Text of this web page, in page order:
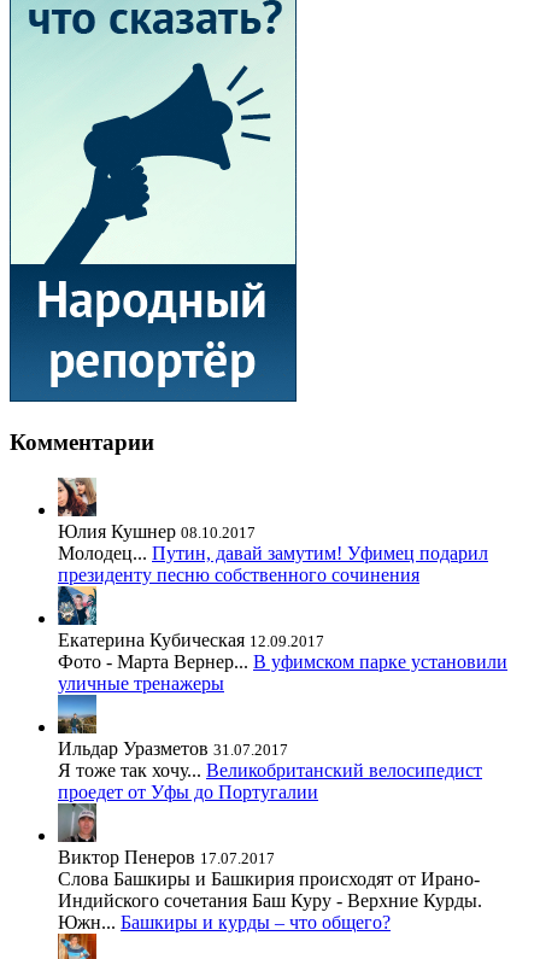
Комментарии
Юлия Кушнер 08.10.2017
Молодец... Путин, давай замутим! Уфимец подарил
президенту песню собственного сочинения
Екатерина Кубическая 12.09.2017
Фото - Марта Вернер... В уфимском парке установили
уличные тренажеры
Ильдар Уразметов 31.07.2017
Я тоже так хочу... Великобританский велосипедист
проедет от Уфы до Португалии
Виктор Пенеров 17.07.2017
Слова Башкиры и Башкирия происходят от Ирано-
Индийского сочетания Баш Куру - Верхние Курды.
Южн... Башкиры и курды – что общего?